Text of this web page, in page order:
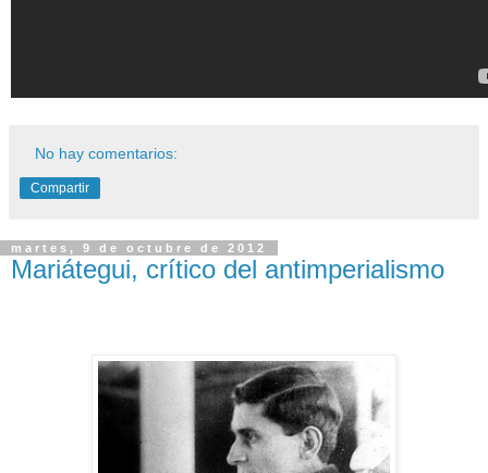
No hay comentarios:
Compartir
martes, 9 de octubre de 2012
Mariátegui, crítico del antimperialismo